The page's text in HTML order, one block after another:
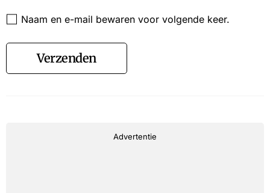
Naam en e-mail bewaren voor volgende keer.
Verzenden
Advertentie